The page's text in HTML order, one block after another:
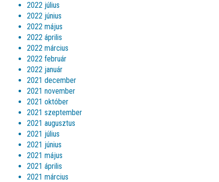
2022 július
2022 június
2022 május
2022 április
2022 március
2022 február
2022 január
2021 december
2021 november
2021 október
2021 szeptember
2021 augusztus
2021 július
2021 június
2021 május
2021 április
2021 március